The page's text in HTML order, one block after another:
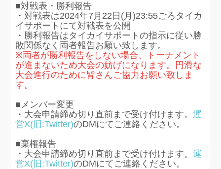
■対戦表・勝利報告
・対戦表は2024年7月22日(月)23:55ごろタイカ
イサポートにて対戦表を公開
・勝利報告はタイカイサポートの指示に従い勝
敗関係なく両者報告お願い致します。
※両者が勝利報告をしない場合、トーナメント
が進まないため大会の妨げになります。円滑な
大会進行のために皆さんご協力お願い致しま
す。
■メンバー変更
・大会申請締め切り直前まで受け付けます。 運
営X(旧:Twitter)のDMにてご連絡ください。
■棄権報告
・大会申請締め切り直前まで受け付けます。 運
営X(旧:Twitter)のDMにてご連絡ください。